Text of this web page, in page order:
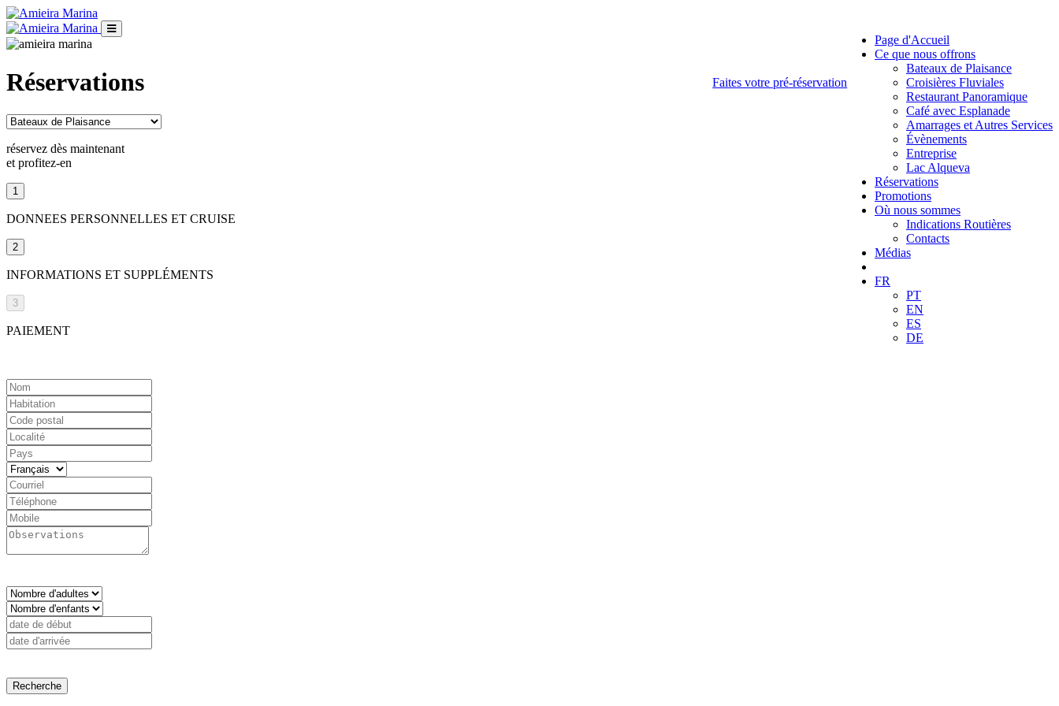
Page d'Accueil
Ce que nous offrons
Bateaux de Plaisance
Croisières Fluviales
Restaurant Panoramique
Café avec Esplanade
Amarrages et Autres Services
Évènements
Entreprise
Lac Alqueva
Réservations
Promotions
Où nous sommes
Indications Routières
Contacts
Médias
FR
PT
EN
ES
DE
Réservations Faites votre pré-réservation
réservez dès maintenant
et profitez-en
1
DONNEES PERSONNELLES ET CRUISE
2
INFORMATIONS ET SUPPLÉMENTS
3
PAIEMENT
Recherche